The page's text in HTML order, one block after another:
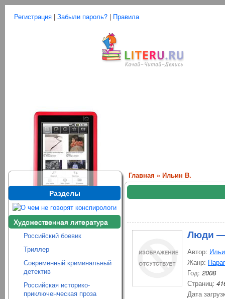
Регистрация | Забыли пароль? | Правила
Разделы
Художественная литература
Российский боевик
Триллер
Современный криминальный
детектив
Российская историко-
приключенческая проза
Главная » Ильин В.
Люди
Автор:
Жанр:
Год: 2008
Страниц:
Дата